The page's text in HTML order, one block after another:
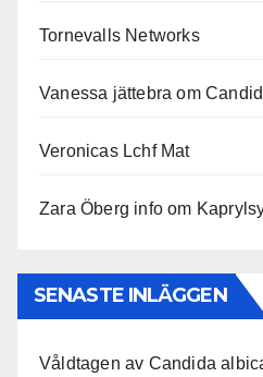
Tornevalls Networks
Vanessa jättebra om
Veronicas Lchf Mat
Zara Öberg info om
SENASTE INLÄGGEN
Våldtagen av Candida